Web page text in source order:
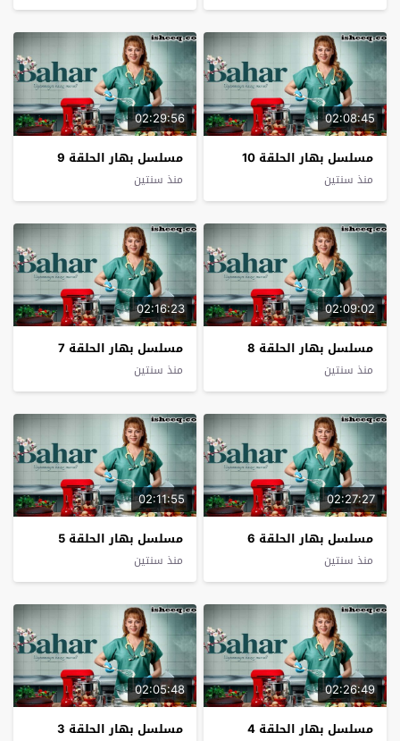
02:08:45
مسلسل بهار الحلقة 10
منذ سنتين
02:29:56
مسلسل بهار الحلقة 9
منذ سنتين
02:09:02
مسلسل بهار الحلقة 8
منذ سنتين
02:16:23
مسلسل بهار الحلقة 7
منذ سنتين
02:27:27
مسلسل بهار الحلقة 6
منذ سنتين
02:11:55
مسلسل بهار الحلقة 5
منذ سنتين
02:26:49
مسلسل بهار الحلقة 4
02:05:48
مسلسل بهار الحلقة 3